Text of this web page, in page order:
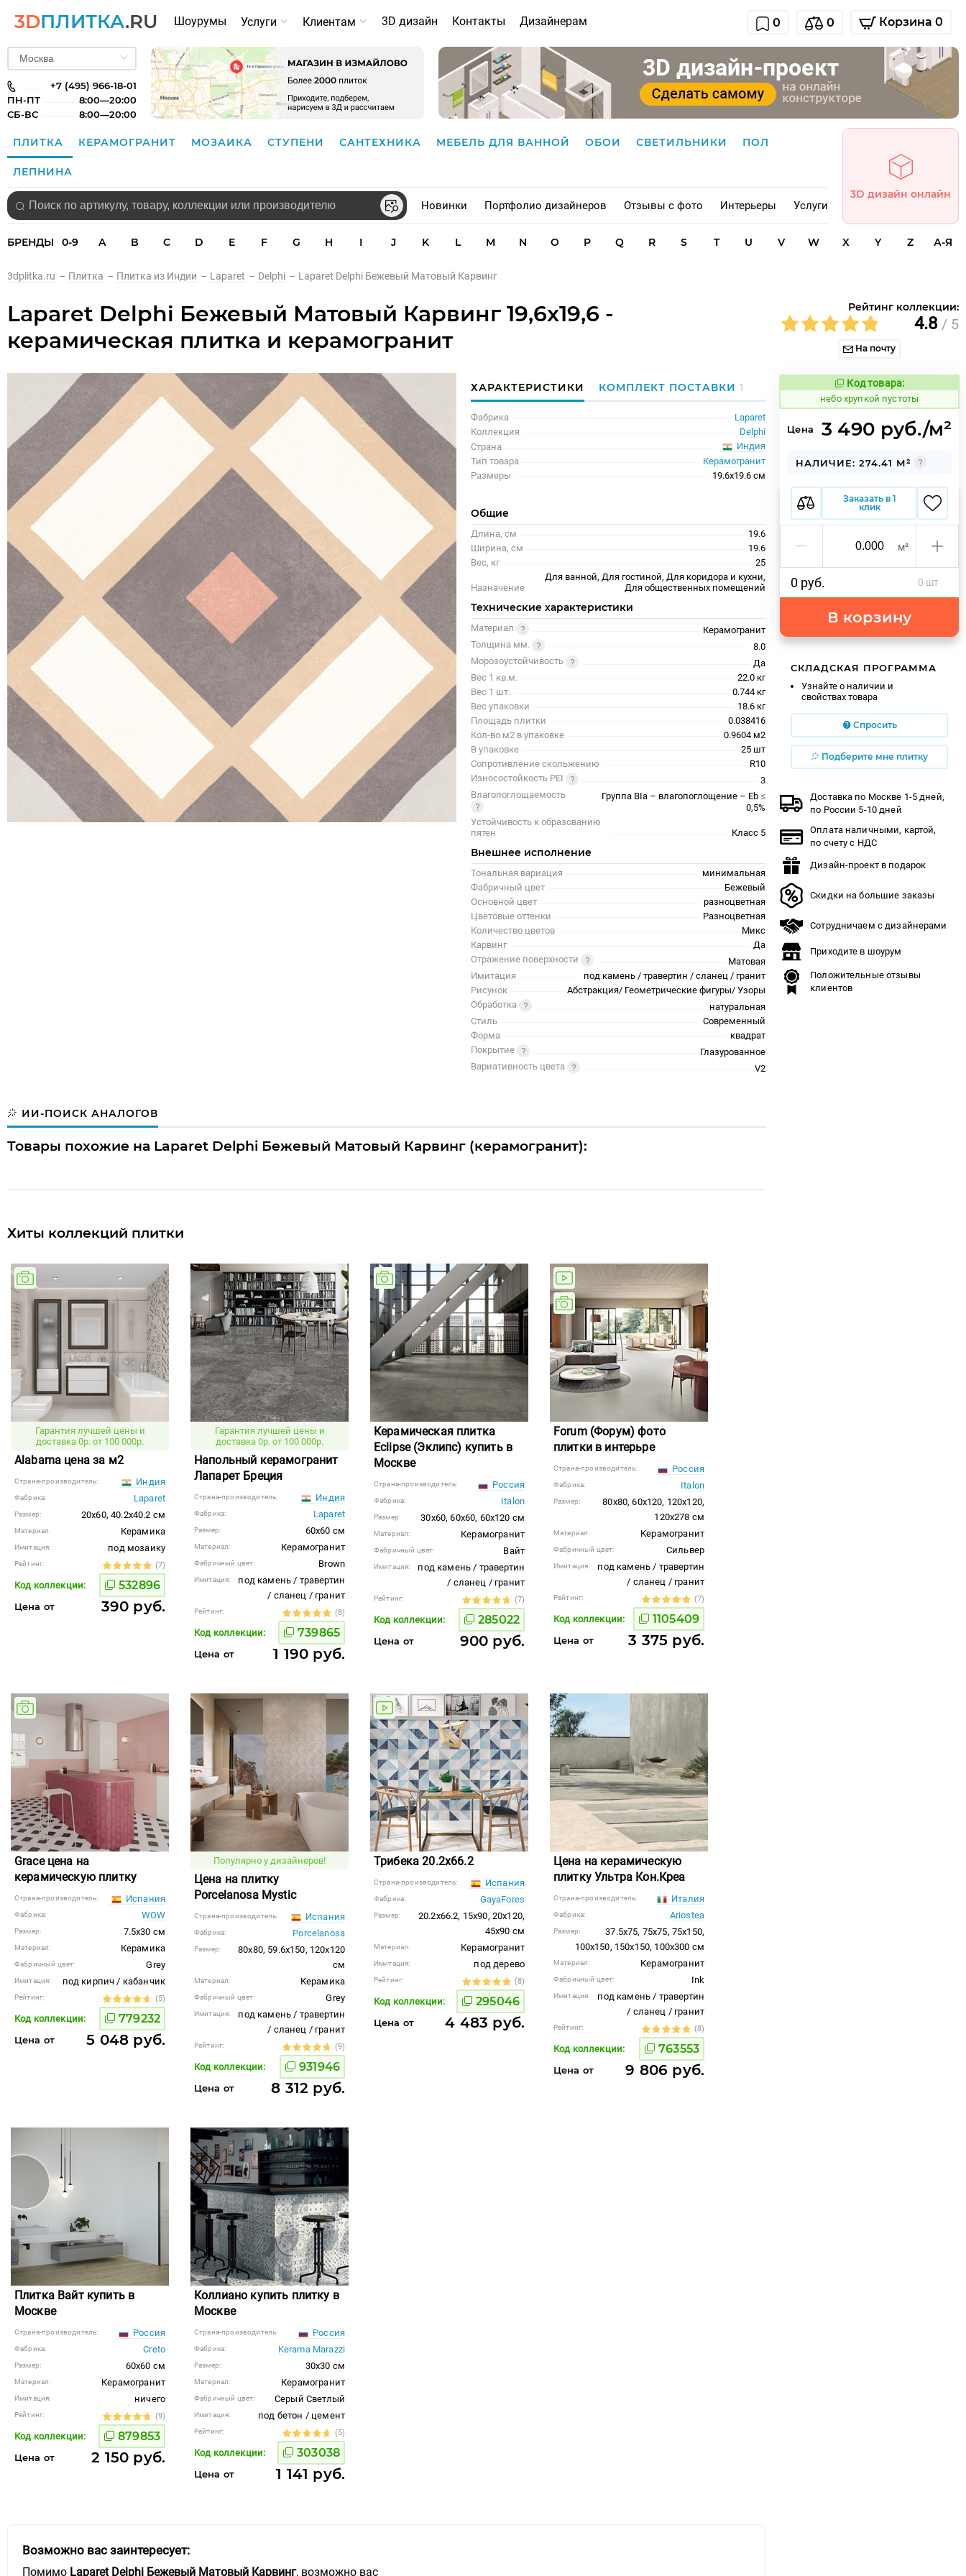
3DПЛИТКА.RU Шоурумы Услуги Клиентам 3D дизайн Контакты Дизайнерам 0 0 Корзина 0
+7 (495) 966-18-01
ПН-ПТ
8:00—20:00
СБ-ВС
8:00—20:00
ПЛИТКА КЕРАМОГРАНИТ МОЗАИКА СТУПЕНИ САНТЕХНИКА МЕБЕЛЬ ДЛЯ ВАННОЙ ОБОИ СВЕТИЛЬНИКИ ПОЛ
ЛЕПНИНА
Новинки Портфолио дизайнеров Отзывы с фото Интерьеры Услуги
3D дизайн онлайн
БРЕНДЫ 0-9 A B C D E F G H I J K L M N O P Q R S T U V W X Y Z А-Я
3dplitka.ru – Плитка – Плитка из Индии – Laparet – Delphi – Laparet Delphi Бежевый Матовый Карвинг
Laparet Delphi Бежевый Матовый Карвинг 19,6x19,6 -
керамическая плитка и керамогранит
Рейтинг коллекции:
4.8 / 5
На почту
ХАРАКТЕРИСТИКИ КОМПЛЕКТ ПОСТАВКИ1
Фабрика
Laparet
Коллекция
Delphi
Страна
Индия
Тип товара
Керамогранит
Размеры
19.6x19.6 см
Общие
Длина, см
19.6
Ширина, см
19.6
Вес, кг
25
Назначение
Для ванной, Для гостиной, Для коридора и кухни,
Для общественных помещений
Технические характеристики
Материал
Керамогранит
Толщина мм.
8.0
Морозоустойчивость
Да
Вес 1 кв.м.
22.0 кг
Вес 1 шт.
0.744 кг
Вес упаковки
18.6 кг
Площадь плитки
0.038416
Кол-во м2 в упаковке
0.9604 м2
В упаковке
25 шт
Сопротивление скольжению
R10
Износостойкость PEI
3
Влагопоглощаемость
Группа BIa – влагопоглощение – Eb ≤
0,5%
Устойчивость к образованию
пятен
Класс 5
Внешнее исполнение
Тональная вариация
минимальная
Фабричный цвет
Бежевый
Основной цвет
разноцветная
Цветовые оттенки
Разноцветная
Количество цветов
Микс
Карвинг
Да
Отражение поверхности
Матовая
Имитация
под камень / травертин / сланец / гранит
Рисунок
Абстракция/ Геометрические фигуры/ Узоры
Обработка
натуральная
Стиль
Современный
Форма
квадрат
Покрытие
Глазурованное
Вариативность цвета
V2
ИИ-ПОИСК АНАЛОГОВ
Товары похожие на Laparet Delphi Бежевый Матовый Карвинг (керамогранит):
Хиты коллекций плитки
Гарантия лучшей цены и
доставка 0р. от 100 000р.
Alabama цена за м2
Страна-производитель: Индия
Фабрика: Laparet
Размер: 20x60, 40.2x40.2 см
Материал: Керамика
Имитация: под мозаику
Рейтинг: (7)
Код коллекции: 532896
Цена от 390 руб.
Гарантия лучшей цены и
доставка 0р. от 100 000р.
Напольный керамогранит
Лапарет Бреция
Страна-производитель: Индия
Фабрика: Laparet
Размер: 60x60 см
Материал: Керамогранит
Фабричный цвет: Brown
Имитация:
под камень / травертин
/ сланец / гранит
Рейтинг: (8)
Код коллекции: 739865
Цена от 1 190 руб.
Керамическая плитка
Eclipse (Эклипс) купить в
Москве
Страна-производитель: Россия
Фабрика: Italon
Размер: 30x60, 60x60, 60x120 см
Материал: Керамогранит
Фабричный цвет: Вайт
Имитация:
под камень / травертин
/ сланец / гранит
Рейтинг: (7)
Код коллекции: 285022
Цена от 900 руб.
Forum (Форум) фото
плитки в интерьре
Страна-производитель: Россия
Фабрика: Italon
Размер:
80x80, 60x120, 120x120,
120x278 см
Материал: Керамогранит
Фабричный цвет: Сильвер
Имитация:
под камень / травертин
/ сланец / гранит
Рейтинг: (7)
Код коллекции: 1105409
Цена от 3 375 руб.
Grace цена на
керамическую плитку
Страна-производитель: Испания
Фабрика: WOW
Размер: 7.5x30 см
Материал: Керамика
Фабричный цвет: Grey
Имитация: под кирпич / кабанчик
Рейтинг: (5)
Код коллекции: 779232
Цена от 5 048 руб.
Популярно у дизайнеров!
Цена на плитку
Porcelanosa Mystic
Страна-производитель: Испания
Фабрика: Porcelanosa
Размер:
80x80, 59.6x150, 120x120
см
Материал: Керамика
Фабричный цвет: Grey
Имитация:
под камень / травертин
/ сланец / гранит
Рейтинг: (9)
Код коллекции: 931946
Цена от 8 312 руб.
Трибека 20.2x66.2
Страна-производитель: Испания
Фабрика: GayaFores
Размер:
20.2x66.2, 15x90, 20x120,
45x90 см
Материал: Керамогранит
Имитация: под дерево
Рейтинг: (8)
Код коллекции: 295046
Цена от 4 483 руб.
Цена на керамическую
плитку Ультра Кон.Креа
Страна-производитель: Италия
Фабрика: Ariostea
Размер:
37.5x75, 75x75, 75x150,
100x150, 150x150, 100x300 см
Материал: Керамогранит
Фабричный цвет: Ink
Имитация:
под камень / травертин
/ сланец / гранит
Рейтинг: (8)
Код коллекции: 763553
Цена от 9 806 руб.
Плитка Вайт купить в
Москве
Страна-производитель: Россия
Фабрика: Creto
Размер: 60x60 см
Материал: Керамогранит
Имитация: ничего
Рейтинг: (9)
Код коллекции: 879853
Цена от 2 150 руб.
Коллиано купить плитку в
Москве
Страна-производитель: Россия
Фабрика: Kerama Marazzi
Размер: 30x30 см
Материал: Керамогранит
Фабричный цвет: Серый Светлый
Имитация: под бетон / цемент
Рейтинг: (5)
Код коллекции: 303038
Цена от 1 141 руб.
Возможно вас заинтересует:
Помимо Laparet Delphi Бежевый Матовый Карвинг, возможно вас
Код товара:
1123699 Код товара:
небо хрупкой пустоты
Цена 3 490 руб./м²
НАЛИЧИЕ: 274.41 М²
Заказать в 1
клик
м²
0 руб. 0 шт
В корзину
СКЛАДСКАЯ ПРОГРАММА
Узнайте о наличии и
свойствах товара
Спросить
Подберите мне плитку
Доставка по Москве 1-5 дней,
по России 5-10 дней
Оплата наличными, картой,
по счету с НДС
Дизайн-проект в подарок
Скидки на большие заказы
Сотрудничаем с дизайнерами
Приходите в шоурум
Положительные отзывы
клиентов